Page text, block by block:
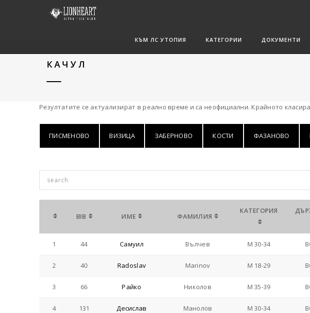
КЪМ ЛС УТОПИЯ КАТЕГОРИИ ДОКУМЕНТИ
КАЧУЛ
Резултатите се актуализират в реално време и са неофициални. Крайното
ПИСМЕНОВО ВИЗИЦА ЗАБЕРНОВО КОСТИ ФАЗАНОВО
BIB ИМЕ ФАМИЛИЯ
КАТЕГОРИЯ
1 44 Самуил Вълчев M 30-34
2 40 Radoslav Marinov M 18-29
3 66 Райко Николов M 35-39
4 131 Десислав Манолов M 30-34